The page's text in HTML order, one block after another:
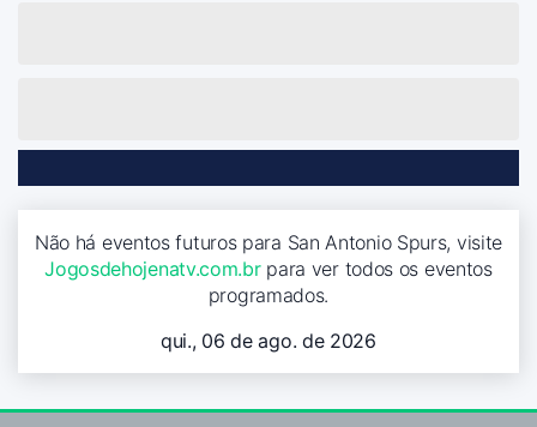
Não há eventos futuros para San Antonio Spurs, visite
Jogosdehojenatv.com.brpara ver todos os eventos
programados.
qui., 06 de ago. de 2026